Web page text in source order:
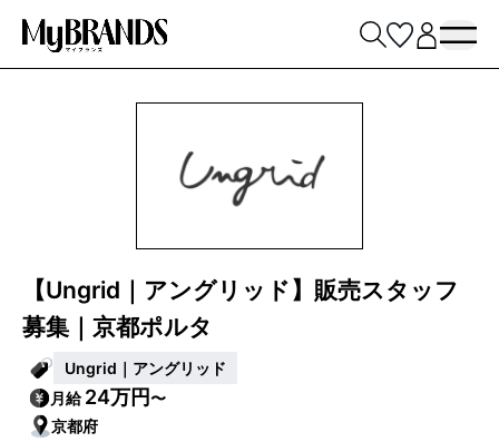
【Ungrid｜アングリッド】販売スタッフ
募集｜京都ポルタ
Ungrid｜アングリッド
月給24万円〜
京都府